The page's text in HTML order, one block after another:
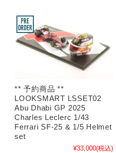
** 予約商品 **
LOOKSMART LSSET02
Abu Dhabi GP 2025
Charles Leclerc 1/43
Ferrari SF-25 & 1/5 Helmet
set
¥33,000(税込)